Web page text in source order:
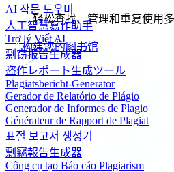
AI 작문 도우미
人工智慧寫作助手
Trợ lý Viết AI
剽窃报告生成器
盗作レポート生成ツール
Plagiatsbericht-Generator
Gerador de Relatório de Plágio
Generador de Informes de Plagio
Générateur de Rapport de Plagiat
표절 보고서 생성기
剽竊報告生成器
Công cụ tạo Báo cáo Plagiarism
轻松查找、管理和重复使用
构建您的图书馆